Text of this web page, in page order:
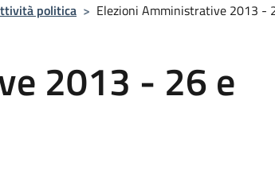
politica > Elezioni Amministrative 2013 -
2013 - 26 e